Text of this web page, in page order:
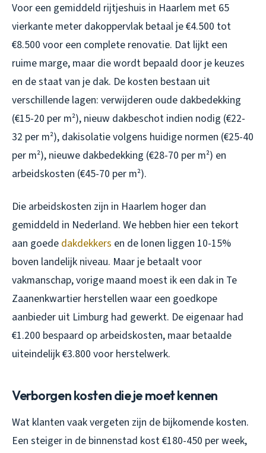
Voor een gemiddeld rijtjeshuis in Haarlem met 65
vierkante meter dakoppervlak betaal je €4.500 tot
€8.500 voor een complete renovatie. Dat lijkt een
ruime marge, maar die wordt bepaald door je keuzes
en de staat van je dak. De kosten bestaan uit
verschillende lagen: verwijderen oude dakbedekking
(€15-20 per m²), nieuw dakbeschot indien nodig (€22-
32 per m²), dakisolatie volgens huidige normen (€25-40
per m²), nieuwe dakbedekking (€28-70 per m²) en
arbeidskosten (€45-70 per m²).
Die arbeidskosten zijn in Haarlem hoger dan
gemiddeld in Nederland. We hebben hier een tekort
aan goede dakdekkers en de lonen liggen 10-15%
boven landelijk niveau. Maar je betaalt voor
vakmanschap, vorige maand moest ik een dak in Te
Zaanenkwartier herstellen waar een goedkope
aanbieder uit Limburg had gewerkt. De eigenaar had
€1.200 bespaard op arbeidskosten, maar betaalde
uiteindelijk €3.800 voor herstelwerk.
Verborgen kosten die je moet kennen
Wat klanten vaak vergeten zijn de bijkomende kosten.
Een steiger in de binnenstad kost €180-450 per week,